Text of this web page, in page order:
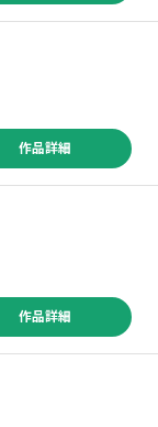
作品詳細
作品詳細